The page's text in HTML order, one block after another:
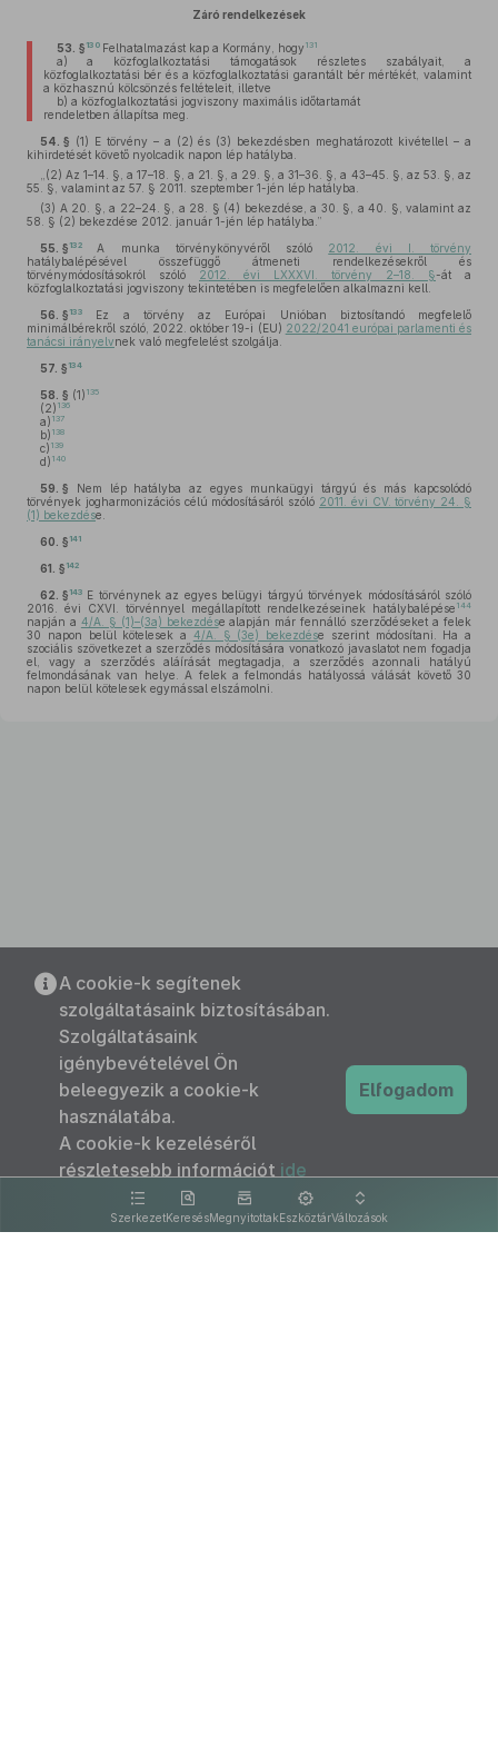
Záró rendelkezések
53. § 130 Felhatalmazást kap a Kormány, hogy 131
a) a közfoglalkoztatási támogatások részletes szabályait, a
közfoglalkoztatási bér és a közfoglalkoztatási garantált bér mértékét, valamint
a közhasznú kölcsönzés feltételeit, illetve
b) a közfoglalkoztatási jogviszony maximális időtartamát
rendeletben állapítsa meg.
54. § (1) E törvény – a (2) és (3) bekezdésben meghatározott kivétellel – a
kihirdetését követő nyolcadik napon lép hatályba.
„(2) Az 1–14. §, a 17–18. §, a 21. §, a 29. §, a 31–36. §, a 43–45. §, az 53. §, az
55. §, valamint az 57. § 2011. szeptember 1-jén lép hatályba.
(3) A 20. §, a 22–24. §, a 28. § (4) bekezdése, a 30. §, a 40. §, valamint az
58. § (2) bekezdése 2012. január 1-jén lép hatályba.”
55. § 132 A munka törvénykönyvéről szóló 2012. évi I. törvény
hatálybalépésével összefüggő átmeneti rendelkezésekről és
törvénymódosításokról szóló 2012. évi LXXXVI. törvény 2–18. §-át a
közfoglalkoztatási jogviszony tekintetében is megfelelően alkalmazni kell.
56. § 133
Ez a törvény az Európai Unióban biztosítandó megfelelő
minimálbérekről szóló, 2022. október 19-i (EU) 2022/2041 európai parlamenti és
tanácsi irányelvnek való megfelelést szolgálja.
57. § 134
58. § (1) 135
(2) 136
a) 137
b) 138
c) 139
d) 140
59. § Nem lép hatályba az egyes munkaügyi tárgyú és más kapcsolódó
törvények jogharmonizációs célú módosításáról szóló 2011. évi CV. törvény 24. §
(1) bekezdése.
60. § 141
61. § 142
62. § 143 E törvénynek az egyes belügyi tárgyú törvények módosításáról szóló
2016. évi CXVI. törvénnyel megállapított rendelkezéseinek hatálybalépése 144
napján a 4/A. § (1)–(3a) bekezdése alapján már fennálló szerződéseket a felek
30 napon belül kötelesek a 4/A. § (3e) bekezdése szerint módosítani. Ha a
szociális szövetkezet a szerződés módosítására vonatkozó javaslatot nem fogadja
el, vagy a szerződés aláírását megtagadja, a szerződés azonnali hatályú
felmondásának van helye. A felek a felmondás hatályossá válását követő 30
napon belül kötelesek egymással elszámolni.
SzerkezetKeresésMegnyitottakEszköztárVáltozások
A cookie-k segítenek
szolgáltatásaink biztosításában.
Szolgáltatásaink
igénybevételével Ön
beleegyezik a cookie-k
használatába.
A cookie-k kezeléséről
részletesebb információt ide
kattintva olvashat.
Elfogadom